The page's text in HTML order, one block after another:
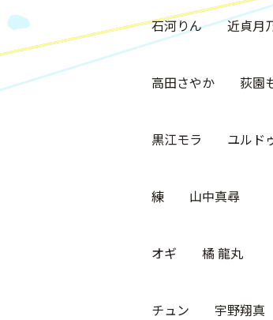
石河りん 近貞⽉
高田さやか 荻園
黒江モラ ユルド
練 ⼭中真尋
オギ 橘 ⿓丸
チュン 宇野翔真